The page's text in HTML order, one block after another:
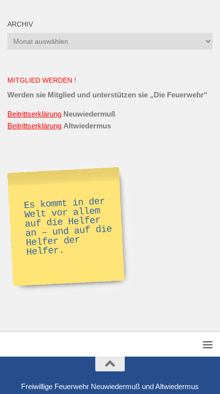
ARCHIV
Archiv
MITGLIED WERDEN !
Werden sie Mitglied und unterstützen sie „Die Feuerwehr“
Beitrittserklärung Neuwiedermuß
Beitrittserklärung Altwiedermus
Es kommt in der
Welt vor allem
auf die Helfer
an – und auf die
Helfer der
Helfer.
Freiwillige Feuerwehr Neuwiedermuß und Altwiedermus